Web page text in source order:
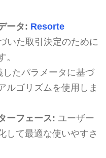
ータ: Resorte
いた取引決定のために
。
したパラメータに基づ
ルゴリズムを使用しま
ーフェース: ユーザー
して最適な使いやすさ